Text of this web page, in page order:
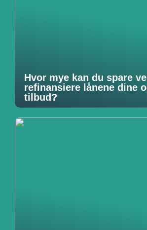
Hvor mye kan du spare
refinansiere lånene dine
tilbud?